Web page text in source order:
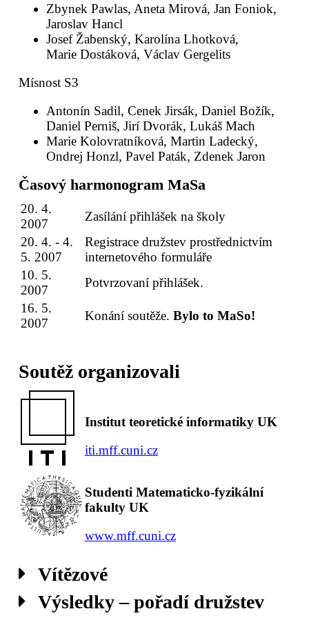
Zbynek Pawlas, Aneta Mirová, Jan Foniok,
Jaroslav Hancl
Josef Žabenský, Karolína Lhotková,
Marie Dostáková, Václav Gergelits
Mísnost S3
Antonín Sadil, Cenek Jirsák, Daniel Božík,
Daniel Perniš, Jirí Dvorák, Lukáš Mach
Marie Kolovratníková, Martin Ladecký,
Ondrej Honzl, Pavel Paták, Zdenek Jaron
Časový harmonogram MaSa
20. 4.
2007
Zasílání přihlášek na školy
20. 4. - 4.
5. 2007
Registrace družstev prostřednictvím
internetového formuláře
10. 5.
2007
Potvrzovaní přihlášek.
16. 5.
2007
Konání soutěže. Bylo to MaSo!
Soutěž organizovali
Institut teoretické informatiky UK
iti.mff.cuni.cz
Studenti Matematicko-fyzikální
fakulty UK
www.mff.cuni.cz
Vítězové
Výsledky – pořadí družstev